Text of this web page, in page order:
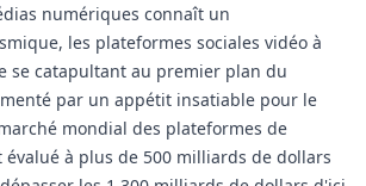
numériques connaît un
les plateformes sociales vidéo à
se catapultant au premier plan du
par un appétit insatiable pour le
mondial des plateformes de
à plus de 500 milliards de dollars